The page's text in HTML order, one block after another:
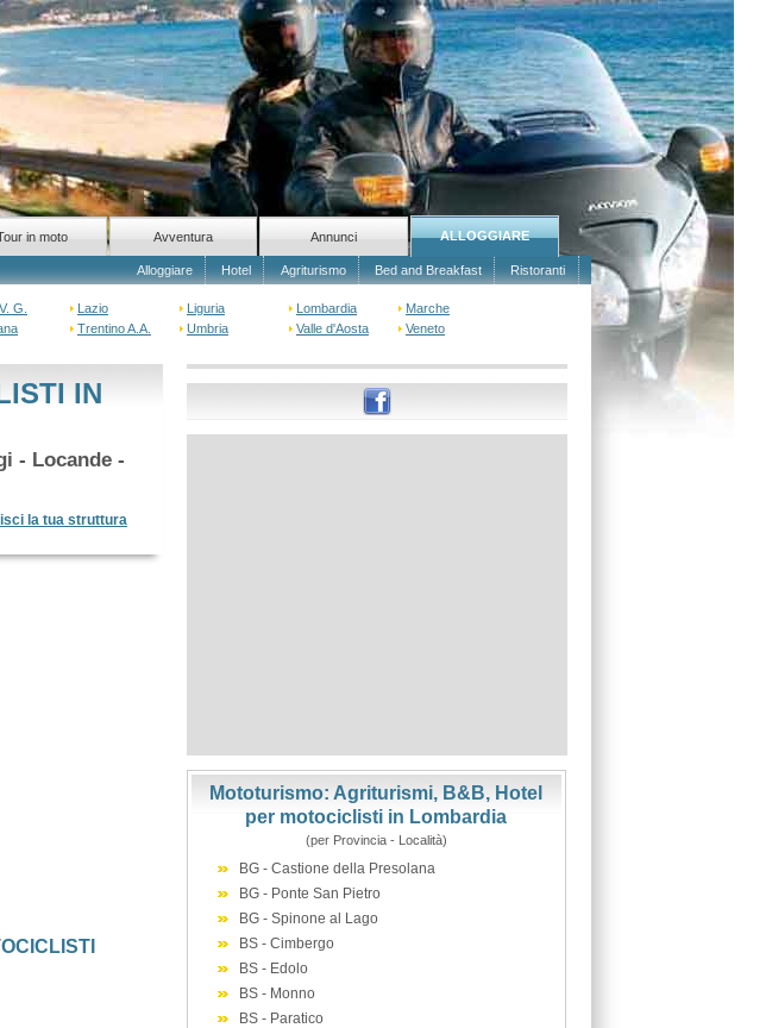
in moto Avventura Annunci ALLOGGIARE
Alloggiare Hotel Agriturismo Bed and Breakfast
Ristoranti
G. Lazio Liguria Lombardia
Marche
Trentino A.A. Umbria Valle d'Aosta
Veneto
IN
- Locande -
la tua struttura
Mototurismo: Agriturismi, B&B, Hotel
per motociclisti in Lombardia
(per Provincia - Località)
BG - Castione della Presolana
BG - Ponte San Pietro
BG - Spinone al Lago
BS - Cimbergo
BS - Edolo
BS - Monno
BS - Paratico